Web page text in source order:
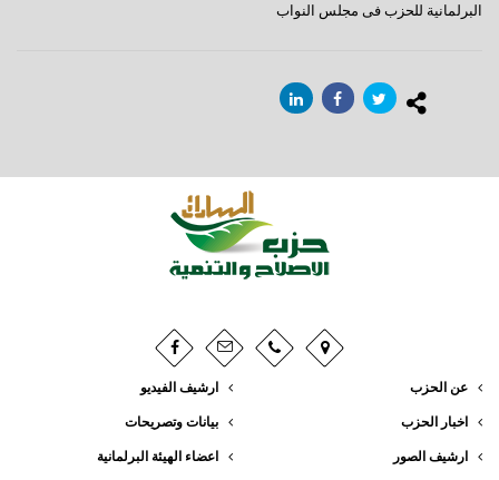
البرلمانية للحزب فى مجلس النواب
عن الحزب
اخبار الحزب
ارشيف الصور
ارشيف الفيديو
بيانات وتصريحات
اعضاء الهيئة البرلمانية